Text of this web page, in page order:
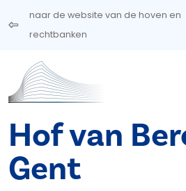
Overslaan en naar de inhoud gaan
naar de website van de hoven en
rechtbanken
Hof van
Gent